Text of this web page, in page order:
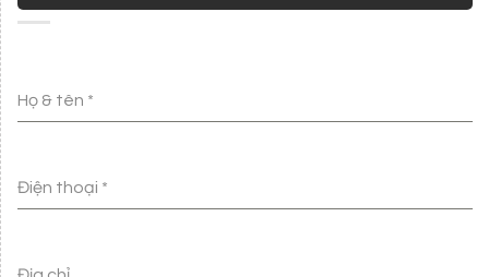
Họ & tên *
Điện thoại *